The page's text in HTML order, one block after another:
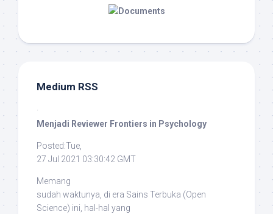
Medium RSS
·
Menjadi Reviewer Frontiers in Psychology
Posted:Tue,
27 Jul 2021 03:30:42 GMT
Memang
sudah waktunya, di era Sains Terbuka (Open
Science) ini, hal-hal yang